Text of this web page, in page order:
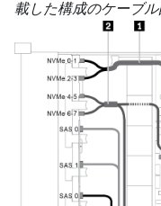
載した構成のケーブ